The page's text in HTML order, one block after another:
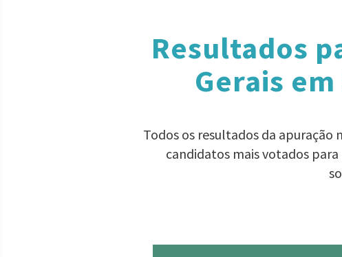
Resultados
Gerais
Todos os resultados da apuração
candidatos mais votados